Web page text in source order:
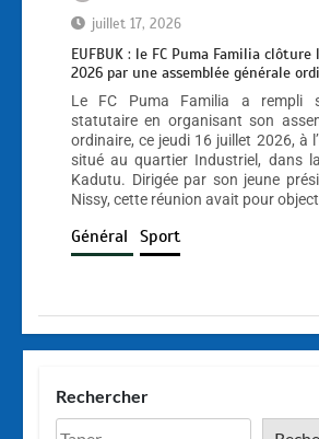
juillet 17, 2026
EUFBUK : le FC Puma Familia
2026 par une assemblée générale
Le FC Puma Familia a rempli
statutaire en organisant son
ordinaire, ce jeudi 16 juillet 2026, à
situé au quartier Industriel, dans
Kadutu. Dirigée par son jeune
Nissy, cette réunion avait pour
Général Sport
Rechercher